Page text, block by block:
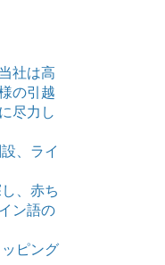
社は高
の引越
尽力し
、ライ
、赤ち
ン語の
ピング